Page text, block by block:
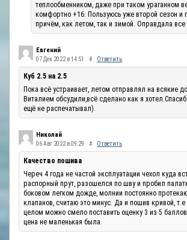
теплообменником, даже при таком ураганном
комфортно +16. Пользуюсь уже второй сезон и
причём, как летом, так и зимой. Оправдала
Евгений
07 Дек 2022 в 14:51 # Ответить
Куб 2.5 на 2.5
Пока всё устраивает, летом отправлял на всякие
Виталием обсудили,всё сделано как я
ещё не распечатывал).
Николай
06 Авг 2022 в 09:29 # Ответить
Качество пошива
Череч 4 года не частой эксплуатации чехол куда
распорный прут, разошелся по шву и пробил
боковом легком дожде, молнии постоянно
клапанов, считаю это минус. Да и пошив кривой,
целом можно смело поставить оценку 3 из 5
цена не маленькая была.